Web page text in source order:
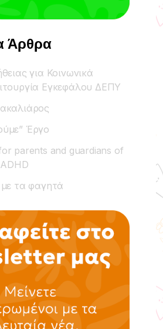
Άρθρα
για Κοινωνικά
Εγκεφάλου ΔΕΠΥ
Έργο
parents and guardians of
τα φαγητά